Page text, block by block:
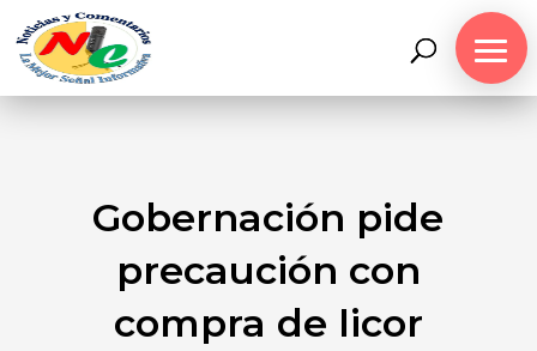
Gobernación pide
precaución con
compra de licor